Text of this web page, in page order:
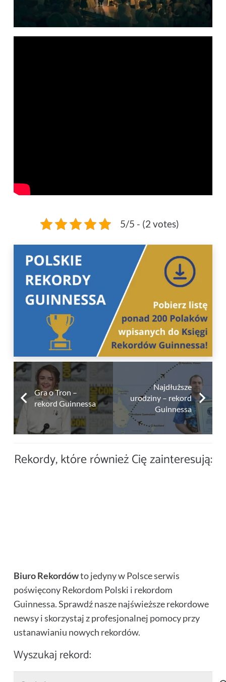
5/5 - (2 votes)
Gra o Tron –
rekord Guinnessa
Najdłuższe
urodziny – rekord
Guinnessa
Rekordy, które również Cię zainteresują:
Najwięcej osób trzymających
Rekord w wyciu do księżyca
Najwięcej ludzi patrzących
przez teleskopy
Największa ciasteczkowa
Najwięcej osób z elementami
Biuro Rekordówto jedyny w Polsce serwis
poświęcony Rekordom Polski i rekordom
Guinnessa. Sprawdź nasze najświeższe rekordowe
newsy i skorzystaj z profesjonalnej pomocy przy
ustanawianiu nowych rekordów.
Wyszukaj rekord: